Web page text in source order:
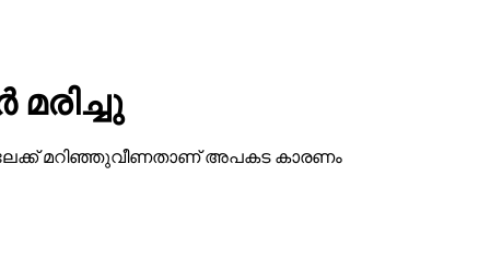
മറിഞ്ഞുവീണതാണ് അപകട കാരണം